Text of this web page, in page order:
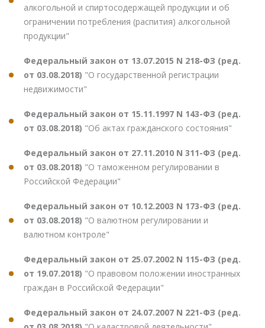
алкогольной и спиртосодержащей продукции и об
ограничении потребления (распития) алкогольной
продукции"
Федеральный закон от 13.07.2015 N 218-ФЗ (ред.
от 03.08.2018) "О государственной регистрации
недвижимости"
Федеральный закон от 15.11.1997 N 143-ФЗ (ред.
от 03.08.2018) "Об актах гражданского состояния"
Федеральный закон от 27.11.2010 N 311-ФЗ (ред.
от 03.08.2018) "О таможенном регулировании в
Российской Федерации"
Федеральный закон от 10.12.2003 N 173-ФЗ (ред.
от 03.08.2018) "О валютном регулировании и
валютном контроле"
Федеральный закон от 25.07.2002 N 115-ФЗ (ред.
от 19.07.2018) "О правовом положении иностранных
граждан в Российской Федерации"
Федеральный закон от 24.07.2007 N 221-ФЗ (ред.